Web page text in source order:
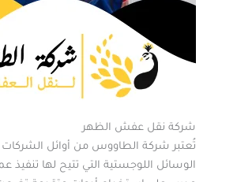
شركة نقل عفش الظهر
تُعتبر شركة الطاووس من أوائل
الوسائل اللوجستية التي تتيح لها